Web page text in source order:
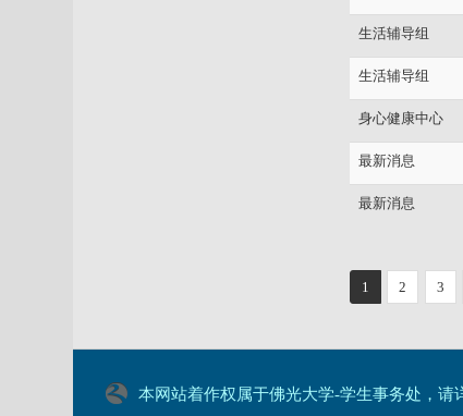
生活辅导组
生活辅导组
身心健康中心
最新消息
最新消息
1 2 3
本网站着作权属于佛光大学-学生事务处，请